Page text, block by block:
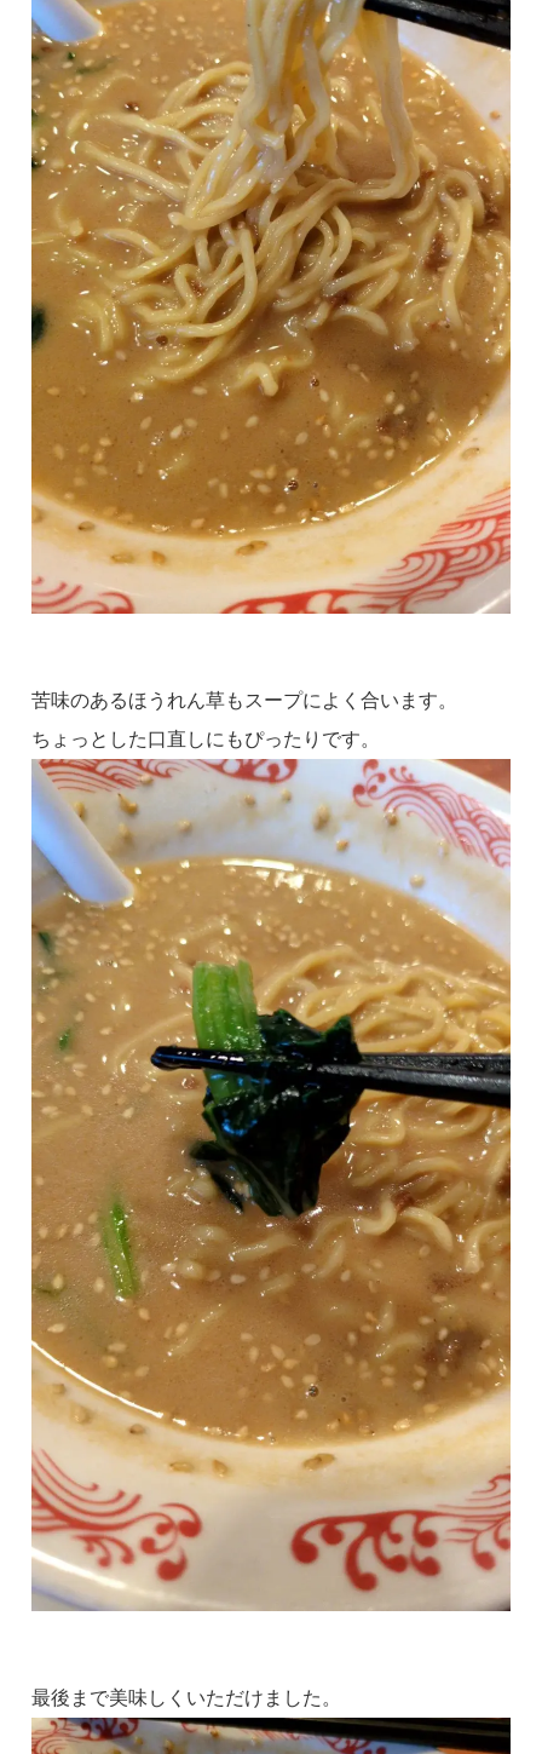
苦味のあるほうれん草もスープによく合います。
ちょっとした口直しにもぴったりです。
最後まで美味しくいただけました。